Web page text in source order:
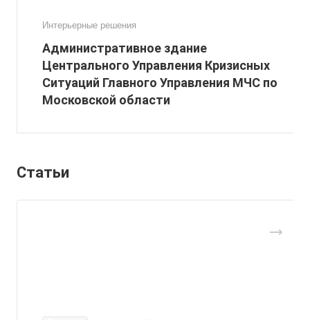
Интерьерные решения
Административное здание
Центрального Управления Кризисных
Ситуаций Главного Управления МЧС по
Московской области
Статьи